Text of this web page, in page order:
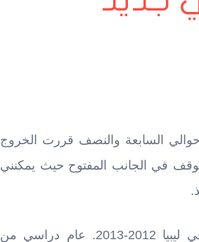
وعند حوالي السابعة والنصف قررت الخروج
في الجانب المفتوح حيث يمكنني
نعم، اليوم هو أول أيام العام الدراسي الجديد في ليبيا 2012-2013. عام دراسي من